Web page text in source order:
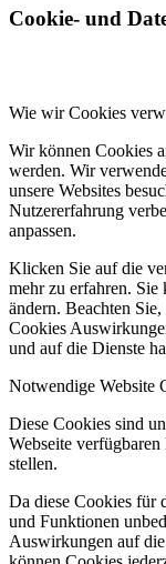
Cookie- und
Wie wir Cookies
Wir können Cookies
werden. Wir
unsere Websites
Nutzererfahrung
anpassen.
Klicken Sie auf die
mehr zu erfahren. Sie
ändern. Beachten
Cookies
und auf die Dienste
Notwendige Website
Diese Cookies sind
Webseite
stellen.
Da diese Cookies für
und Funktionen
Auswirkungen auf